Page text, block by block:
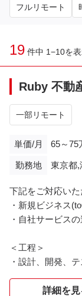
フルリモート
19 件中 1−10を
Ruby 不動
一部リモート
単価/月 65～75
勤務地 東京都,
下記をご対応いた
・新規ビジネス
・自社サービス
＜工程＞
・設計、開発、テ
詳細を見